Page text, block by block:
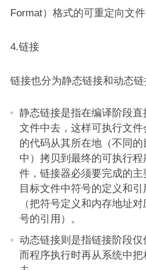
Format）格式的可重定向文件
4.链接
链接也分为静态链接和动态链
静态链接是指在编译阶段
文件中去，这样可执行文
的代码从其所在地（不同
中）拷贝到最终的可执行
件，链接器必须要完成的
目标文件中符号的定义和
（把符号定义和内存地址
号的引用）。
动态链接则是指链接阶段仅
而程序执行时再从系统中